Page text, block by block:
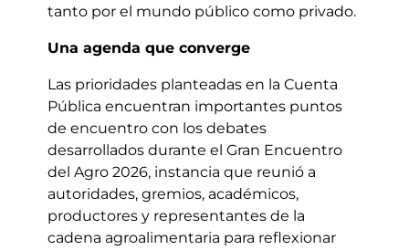
tanto por el mundo público como privado.
Una agenda que converge
Las prioridades planteadas en la Cuenta
Pública encuentran importantes puntos
de encuentro con los debates
desarrollados durante el Gran Encuentro
del Agro 2026, instancia que reunió a
autoridades, gremios, académicos,
productores y representantes de la
cadena agroalimentaria para reflexionar